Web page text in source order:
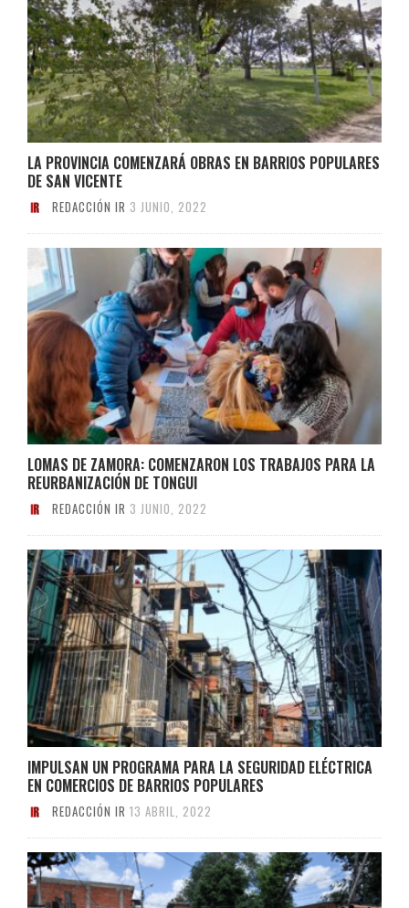
LA PROVINCIA COMENZARÁ OBRAS EN BARRIOS POPULARES
DE SAN VICENTE
REDACCIÓN IR 3 JUNIO, 2022
LOMAS DE ZAMORA: COMENZARON LOS TRABAJOS PARA LA
REURBANIZACIÓN DE TONGUI
REDACCIÓN IR 3 JUNIO, 2022
IMPULSAN UN PROGRAMA PARA LA SEGURIDAD ELÉCTRICA
EN COMERCIOS DE BARRIOS POPULARES
REDACCIÓN IR 13 ABRIL, 2022